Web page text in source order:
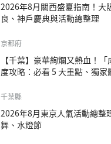
2026年8月關西盛夏指南！大
良、神戶慶典與活動總整理
京都府
【千葉】豪華絢爛又熱血！
度攻略：必看 5 大重點、獨家
千葉縣
2026年8月東京人氣活動總整
舞、水燈節